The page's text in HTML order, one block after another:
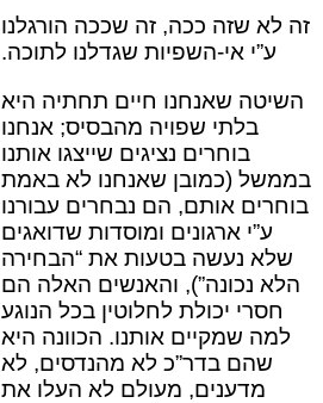
זה לא שזה ככה, זה שככה הורגלנו
ע”י אי-השפיות שגדלנו לתוכה.
השיטה שאנחנו חיים תחתיה היא
בלתי שפויה מהבסיס; אנחנו
בוחרים נציגים שייצגו אותנו
בממשל (כמובן שאנחנו לא באמת
בוחרים אותם, הם נבחרים עבורנו
ע”י ארגונים ומוסדות שדואגים
שלא נעשה בטעות את “הבחירה
הלא נכונה”), והאנשים האלה הם
חסרי יכולת לחלוטין בכל הנוגע
למה שמקיים אותנו. הכוונה היא
שהם בדר”כ לא מהנדסים, לא
מדענים, מעולם לא העלו את